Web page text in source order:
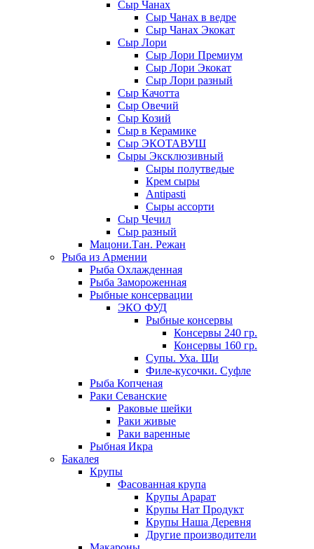
Сыр Чанах
Сыр Чанах в ведре
Сыр Чанах Экокат
Сыр Лори
Сыр Лори Премиум
Сыр Лори Экокат
Сыр Лори разный
Сыр Качотта
Сыр Овечий
Сыр Козий
Сыр в Керамике
Сыр ЭКОТАВУШ
Сыры Эксклюзивный
Сыры полутведые
Крем сыры
Antipasti
Сыры ассорти
Сыр Чечил
Сыр разный
Мацони.Тан. Режан
Рыба из Армении
Рыба Охлажденная
Рыба Замороженная
Рыбные консервации
ЭКО ФУД
Рыбные консервы
Консервы 240 гр.
Консервы 160 гр.
Супы. Уха. Щи
Филе-кусочки. Суфле
Рыба Копченая
Раки Севанские
Раковые шейки
Раки живые
Раки варенные
Рыбная Икра
Бакалея
Крупы
Фасованная крупа
Крупы Арарат
Крупы Нат Продукт
Крупы Наша Деревня
Другие производители